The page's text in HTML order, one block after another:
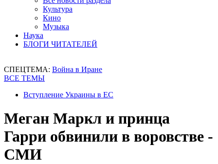
Культура
Кино
Музыка
Наука
БЛОГИ ЧИТАТЕЛЕЙ
СПЕЦТЕМА: Война в Иране
ВСЕ ТЕМЫ
Вступление Украины в ЕС
Меган Маркл и принца
Гарри обвинили в воровстве -
СМИ